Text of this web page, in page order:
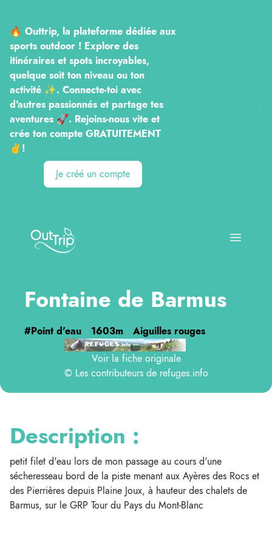
🔥 Outtrip, la plateforme dédiée aux
sports outdoor ! Explore des
itinéraires et spots incroyables,
quelque soit ton niveau ou ton
activité ✨. Connecte-toi avec
d'autres passionnés et partage tes
aventures 🚀. Rejoins-nous vite et
crée ton compte GRATUITEMENT
✌️!
Je créé un compte
Outtrip
Open
Fontaine de Barmus
#Point d'eau 1603m
Aiguilles rouges
Voir la fiche originale
© Les contributeurs de refuges.info
Description :
petit filet d'eau lors de mon passage au cours d'une
sécheresseau bord de la piste menant aux Ayères des Rocs et
des Pierrières depuis Plaine Joux, à hauteur des chalets de
Barmus, sur le GRP Tour du Pays du Mont-Blanc